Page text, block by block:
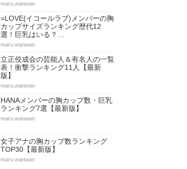
maru.wanwan
=LOVE(イコールラブ)メンバーの胸
カップサイズランキング歴代12
選！巨乳はいる？…
maru.wanwan
立正佼成会の芸能人＆有名人の一覧
表！衝撃ランキング11人【最新
版】
maru.wanwan
HANAメンバーの胸カップ数・巨乳
ランキング7選【最新版】
maru.wanwan
女子アナの胸カップ数ランキング
TOP30【最新版】
maru.wanwan